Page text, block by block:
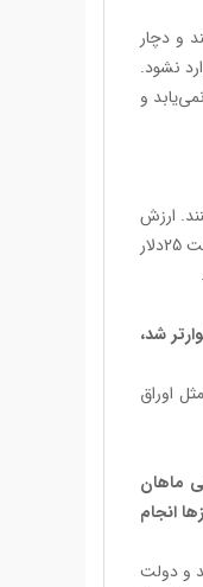
و دچار
نشود.
و
ارزش
کاغذی که 100بشکه نفت است، حفظ می‌شود؛ همانطور که طلا ارزشش را حفظ می‌کند. این پیشنهاد را من زمانی که قیمت هر بشکه نفت 25دلار
شد،
اوراق
ماهان
انجام
و دولت